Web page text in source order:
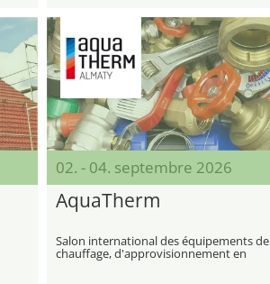
02. - 04. septembre 2026
AquaTherm
Salon international des équipements de
chauffage, d'approvisionnement en
eau, sanitaires, de climatisation et de